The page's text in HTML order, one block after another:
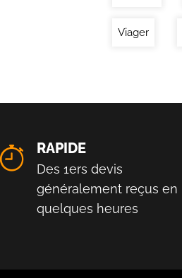
Viager
RAPIDE
Des 1ers devis
généralement reçus en
quelques heures